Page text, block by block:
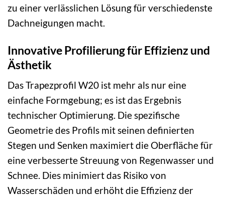
zu einer verlässlichen Lösung für verschiedenste
Dachneigungen macht.
Innovative Profilierung für Effizienz und
Ästhetik
Das Trapezprofil W20 ist mehr als nur eine
einfache Formgebung; es ist das Ergebnis
technischer Optimierung. Die spezifische
Geometrie des Profils mit seinen definierten
Stegen und Senken maximiert die Oberfläche für
eine verbesserte Streuung von Regenwasser und
Schnee. Dies minimiert das Risiko von
Wasserschäden und erhöht die Effizienz der